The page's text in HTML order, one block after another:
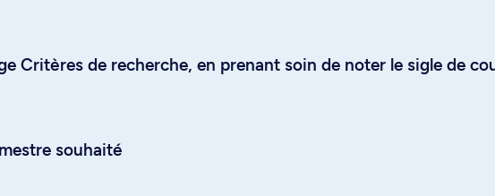
Critères de recherche, en prenant soin de noter le sigle de
souhaité